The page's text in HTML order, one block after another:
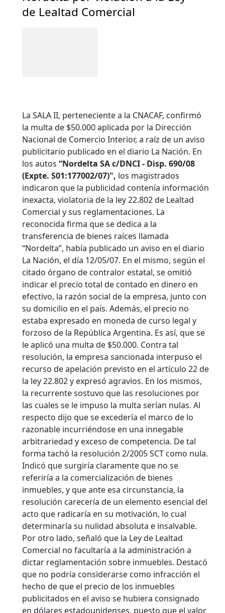
de Lealtad Comercial
La SALA II, perteneciente a la CNACAF, confirmó
la multa de $50.000 aplicada por la Dirección
Nacional de Comercio Interior, a raíz de un aviso
publicitario publicado en el diario La Nación. En
los autos “Nordelta SA c/DNCI - Disp. 690/08
(Expte. S01:177002/07)", los magistrados
indicaron que la publicidad contenía información
inexacta, violatoria de la ley 22.802 de Lealtad
Comercial y sus reglamentaciones. La
reconocida firma que se dedica a la
transferencia de bienes raíces llamada
“Nordelta”, había publicado un aviso en el diario
La Nación, el día 12/05/07. En el mismo, según el
citado órgano de contralor estatal, se omitió
indicar el precio total de contado en dinero en
efectivo, la razón social de la empresa, junto con
su domicilio en el país. Además, el precio no
estaba expresado en moneda de curso legal y
forzoso de la República Argentina. Es así, que se
le aplicó una multa de $50.000. Contra tal
resolución, la empresa sancionada interpuso el
recurso de apelación previsto en el artículo 22 de
la ley 22.802 y expresó agravios. En los mismos,
la recurrente sostuvo que las resoluciones por
las cuales se le impuso la multa serían nulas. Al
respecto dijo que se excedería el marco de lo
razonable incurriéndose en una innegable
arbitrariedad y exceso de competencia. De tal
forma tachó la resolución 2/2005 SCT como nula.
Indicó que surgiría claramente que no se
referiría a la comercialización de bienes
inmuebles, y que ante esa circunstancia, la
resolución carecería de un elemento esencial del
acto que radicaría en su motivación, lo cual
determinaría su nulidad absoluta e insalvable.
Por otro lado, señaló que la Ley de Lealtad
Comercial no facultaría a la administración a
dictar reglamentación sobre inmuebles. Destacó
que no podría considerarse como infracción el
hecho de que el precio de los inmuebles
publicitados en el aviso se hubiera consignado
en dólares estadounidenses, puesto que el valor